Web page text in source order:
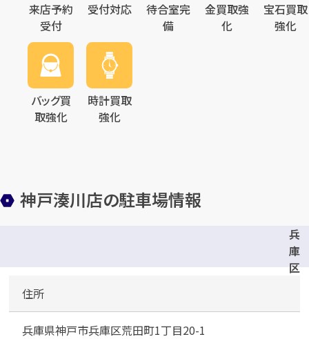
来店予約
受付
受付対応
待合室完
備
金買取強
化
宝石買取
強化
バッグ買
取強化
時計買取
強化
神戸湊川店の駐車場情報
兵
庫
区
前
住所
兵庫県神戸市兵庫区荒田町1丁目20-1